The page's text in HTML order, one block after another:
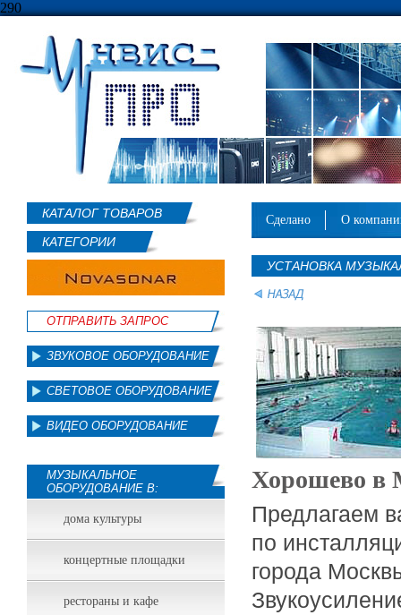
290
КАТАЛОГ ТОВАРОВ
КАТЕГОРИИ
ОТПРАВИТЬ ЗАПРОС
ЗВУКОВОЕ ОБОРУДОВАНИЕ
СВЕТОВОЕ ОБОРУДОВАНИЕ
ВИДЕО ОБОРУДОВАНИЕ
МУЗЫКАЛЬНОЕ
ОБОРУДОВАНИЕ В:
дома культуры
концертные площадки
рестораны и кафе
сделано о
УСТАНОВКА
Хорошево в
Предлагаем
по
города